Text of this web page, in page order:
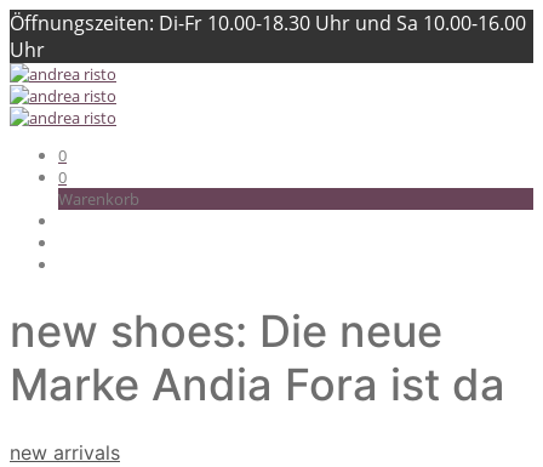
Öffnungszeiten: Di-Fr 10.00-18.30 Uhr und Sa 10.00-16.00
Uhr
0
0
Warenkorb
new shoes: Die neue
Marke Andia Fora ist da
new arrivals